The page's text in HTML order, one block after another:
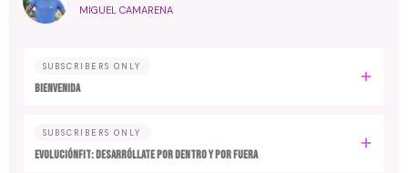
MIGUEL CAMARENA
SUBSCRIBERS ONLY
BIENVENIDA
SUBSCRIBERS ONLY
EvoluciónFit: desarróllate por dentro y por fuera